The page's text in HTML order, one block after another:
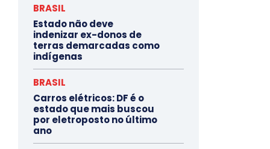
BRASIL
Estado não deve
indenizar ex-donos de
terras demarcadas como
indígenas
BRASIL
Carros elétricos: DF é o
estado que mais buscou
por eletroposto no último
ano